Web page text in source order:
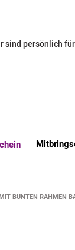
sind persönlich
BUNTEN RAHMEN